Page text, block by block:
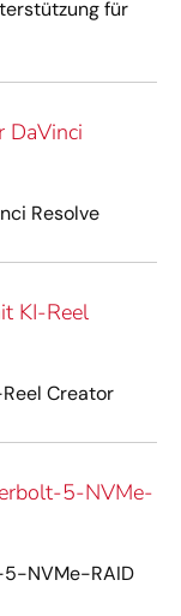
für
Resolve
Creator
5-NVMe-RAID